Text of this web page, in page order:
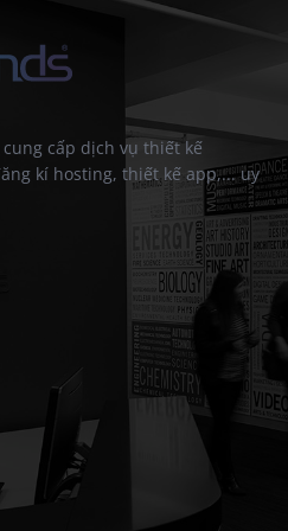
cấp dịch vụ thiết kế
kí hosting, thiết kế app,... uy